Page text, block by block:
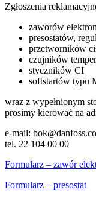
Zgłoszenia
zaworów
presostatów,
przetworników
czujników
styczników CI
softstartów typu
wraz z wypełnionym
prosimy kierować na
e-mail:
tel. 22 104 00 00
Formularz – zawór
Formularz – presostat